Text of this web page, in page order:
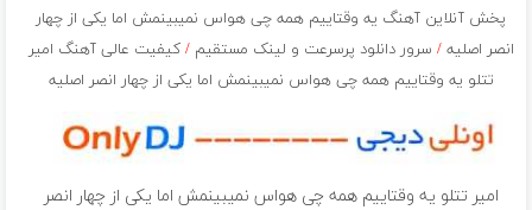
پخش آنلاین آهنگ یه وقتاییم همه چی هواس نمیبینمش اما یکی از چهار
انصر اصلیه/ سرور دانلود پرسرعت و لینک مستقیم/ کیفیت عالی آهنگ امیر
تتلو یه وقتاییم همه چی هواس نمیبینمش اما یکی از چهار انصر اصلیه
امیر تتلو یه وقتاییم همه چی هواس نمیبینمش اما یکی از چهار انصر